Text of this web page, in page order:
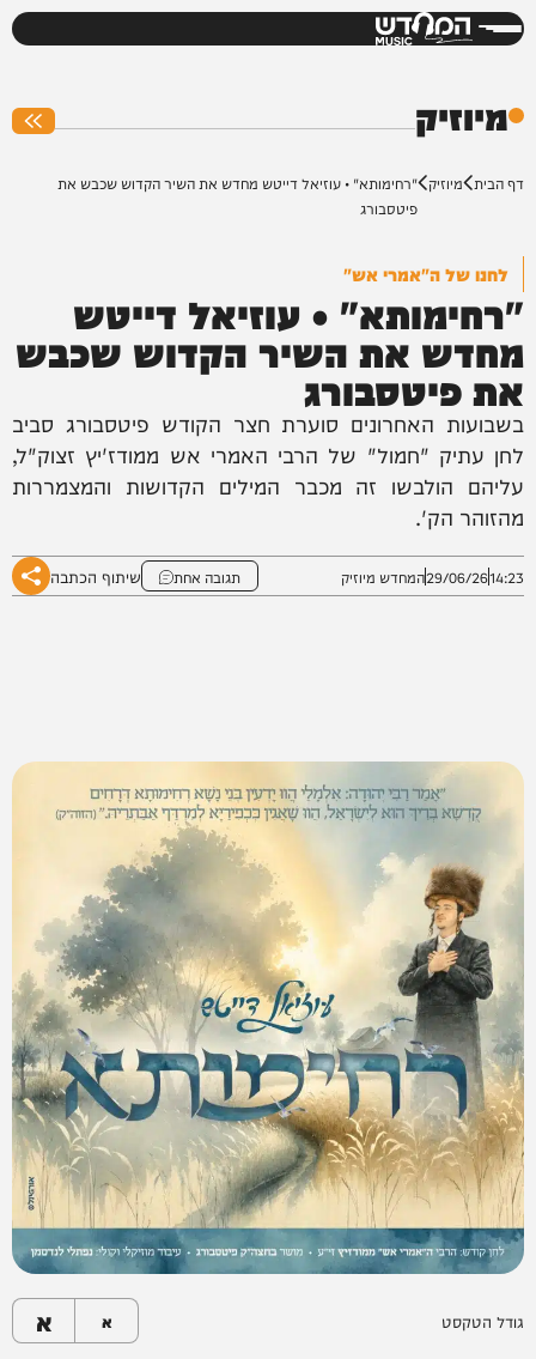
המחדש
מיוזיק
דף הבית מיוזיק "רחימותא" • עוזיאל דייטש מחדש את השיר הקדוש שכבש את
פיטסבורג
לחנו של ה"אמרי אש"
"רחימותא" • עוזיאל דייטש
מחדש את השיר הקדוש שכבש
את פיטסבורג
בשבועות האחרונים סוערת חצר הקודש פיטסבורג סביב
לחן עתיק "חמול" של הרבי האמרי אש ממודז'יץ זצוק"ל,
עליהם הולבשו זה מכבר המילים הקדושות והמצמררות
מהזוהר הק'.
14:23
29/06/26המחדש מיוזיק תגובה אחת שיתוף הכתבה
גודל הטקסט א א